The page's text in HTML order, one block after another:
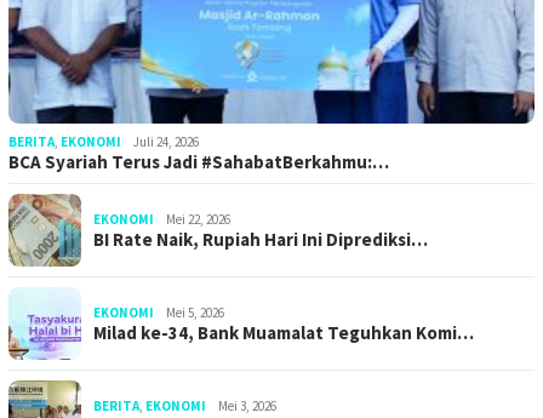
BERITA, EKONOMI Juli 24, 2026
BCA Syariah Terus Jadi #SahabatBerkahmu:…
EKONOMI Mei 22, 2026
BI Rate Naik, Rupiah Hari Ini Diprediksi…
EKONOMI Mei 5, 2026
Milad ke-34, Bank Muamalat Teguhkan Komi…
BERITA, EKONOMI Mei 3, 2026